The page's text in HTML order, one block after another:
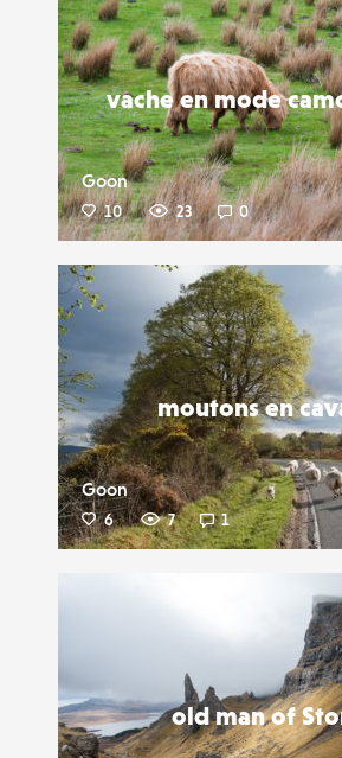
vache en mode
Goon
10 23 0
moutons en
Goon
6 7 1
old man of